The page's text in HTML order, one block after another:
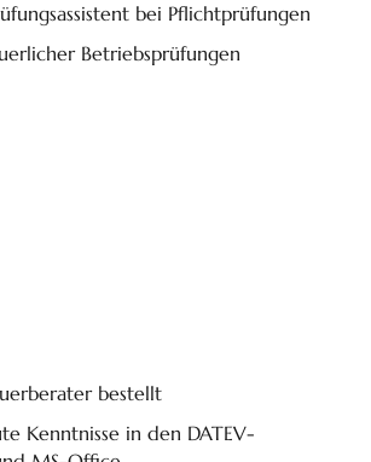
bei Pflichtprüfungen
Betriebsprüfungen
bestellt
Kenntnisse in den DATEV-